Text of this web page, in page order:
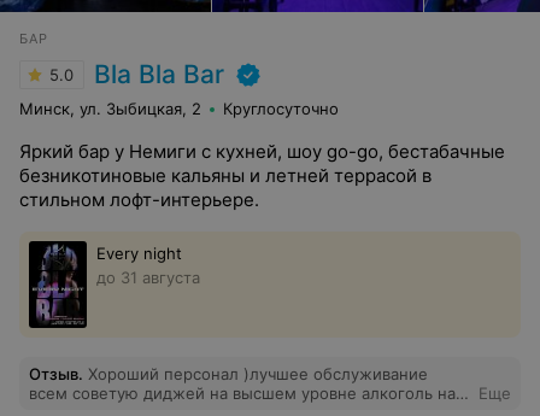
БАР
5.0 Bla Bla Bar
Минск, ул. Зыбицкая, 2 Круглосуточно
Яркий бар у Немиги с кухней, шоу go-go, бестабачные
безникотиновые кальяны и летней террасой в
стильном лофт-интерьере.
Every night
до 31 августа
Отзыв. Хороший персонал )лучшее обслуживание
всем советую диджей на высшем уровне алкоголь на
Еще